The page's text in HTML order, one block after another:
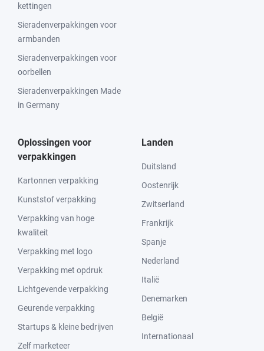
kettingen
Sieradenverpakkingen voor
armbanden
Sieradenverpakkingen voor
oorbellen
Sieradenverpakkingen Made
in Germany
Oplossingen voor
verpakkingen
Kartonnen verpakking
Kunststof verpakking
Verpakking van hoge
kwaliteit
Verpakking met logo
Verpakking met opdruk
Lichtgevende verpakking
Geurende verpakking
Startups & kleine bedrijven
Zelf marketeer
Landen
Duitsland
Oostenrijk
Zwitserland
Frankrijk
Spanje
Nederland
Italië
Denemarken
België
Internationaal